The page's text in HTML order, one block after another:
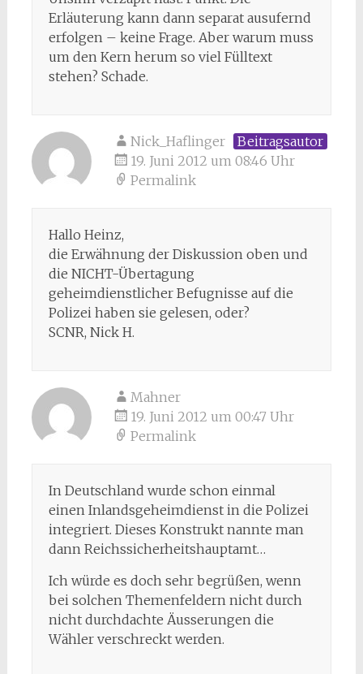
Erläuterung kann dann separat ausufernd
erfolgen – keine Frage. Aber warum muss
um den Kern herum so viel Fülltext
stehen? Schade.
Nick_Haflinger
Beitragsautor
19. Juni 2012 um 08:46 Uhr
Permalink
Hallo Heinz,
die Erwähnung der Diskussion oben und
die NICHT-Übertagung
geheimdienstlicher Befugnisse auf die
Polizei haben sie gelesen, oder?
SCNR, Nick H.
Mahner
19. Juni 2012 um 00:47 Uhr
Permalink
In Deutschland wurde schon einmal
einen Inlandsgeheimdienst in die Polizei
integriert. Dieses Konstrukt nannte man
dann Reichssicherheitshauptamt…
Ich würde es doch sehr begrüßen, wenn
bei solchen Themenfeldern nicht durch
nicht durchdachte Äusserungen die
Wähler verschreckt werden.